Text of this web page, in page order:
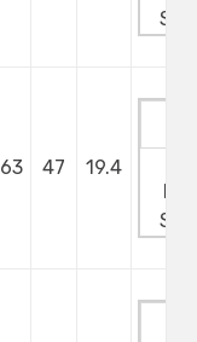
63 47 19.4